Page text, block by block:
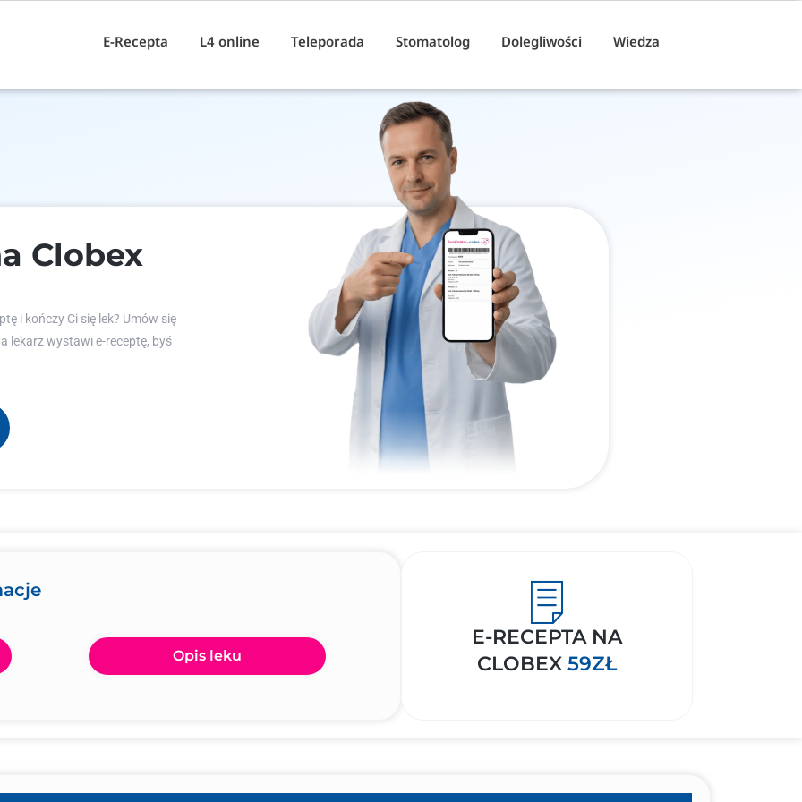
E-Recepta L4 online Teleporada Stomatolog Dolegliwości Wiedza
Clobex
i kończy Ci się lek? Umów się
lekarz wystawi e-receptę, byś
Opis leku
E-RECEPTA NA
CLOBEX 59ZŁ